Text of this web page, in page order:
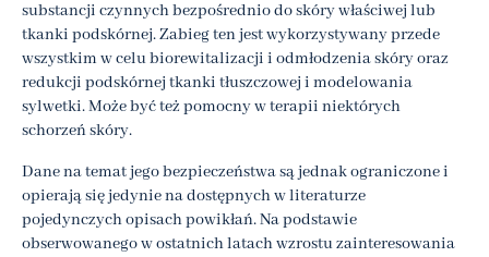
substancji czynnych bezpośrednio do skóry właściwej lub
tkanki podskórnej. Zabieg ten jest wykorzystywany przede
wszystkim w celu biorewitalizacji i odmłodzenia skóry oraz
redukcji podskórnej tkanki tłuszczowej i modelowania
sylwetki. Może być też pomocny w terapii niektórych
schorzeń skóry.
Dane na temat jego bezpieczeństwa są jednak ograniczone i
opierają się jedynie na dostępnych w literaturze
pojedynczych opisach powikłań. Na podstawie
obserwowanego w ostatnich latach wzrostu zainteresowania